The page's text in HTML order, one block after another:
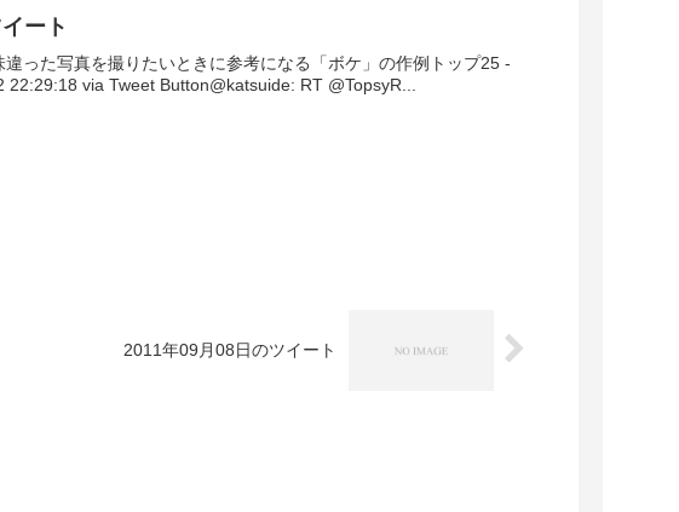
ート
った写真を撮りたいときに参考になる「ボケ」の作例トップ25 -
via Tweet Button@katsuide: RT @TopsyR...
2011年09月08日のツイート